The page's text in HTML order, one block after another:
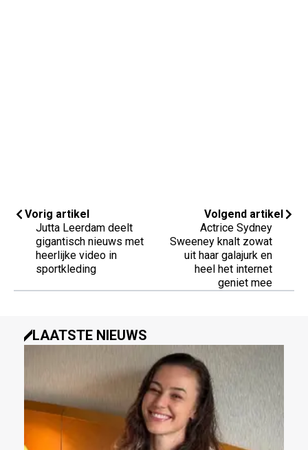
Vorig artikel
Jutta Leerdam deelt
gigantisch nieuws met
heerlijke video in
sportkleding
Volgend artikel
Actrice Sydney
Sweeney knalt zowat
uit haar galajurk en
heel het internet
geniet mee
LAATSTE NIEUWS